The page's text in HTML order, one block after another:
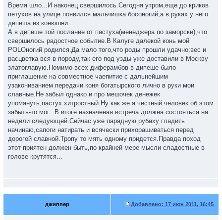
голубем белым.Пришедший ответ заставил меня приунынеться:
"Мил человек,конь Вашь быстроногий еще пока не готов,по
вине нам неведомой....Ожидайте повторной челобитной не
ранее недели 21ой"....
Ну что же подумал я.Значит такова судьба моя,безлошадная...
Время шло...Я ставил зарубки на дубе красивом,что рос во
дворе избы моей расписной.Радостно поглядывал на иных
богатырей,всадников,всадниц и даже крох-наездников мывших
и кормивших своих коней на улицах родного города...Как горды
они были и счастливы.
Тем временем зарубки на дубе указали мне приход недели
21ой по заморскому календарю и я в очередной раз собрав всю
таллерантность в узду,вспомнив все великие труды
Карнеги,помедитировав,выстроив разговор нашь с продавцом
по телефону набрал заветный номер...
"К сожалению Ваш POLOногий конь еще не в полной
комплектации"-неувереным голосом молвел супостат
этакий...Ничего более конкретного сказать не могу,но
нечего,распрощался я с негодником этим и побрел грустно в
сторону дома своего,по тротуару,обгоняемый жеребцами
Время шло...И наконец свершилось.Сегодня утром,еще до криков
петухов на улице появился мальчишка босоногий,а в руках у него
депеша из конюшни...
А в дипеше той послание от пастуха(менеджера по заморски),что
свершилось радостное событие.В Калуге далекой конь мой
POLOногий родился.Да мало того,что роды прошли удачно:вес и
расцветка вся в породу,так его под узды уже доставили в Москву
златоглавую.Помимо всех диферамбов в дипеше было
приглашение на совместное чаепитие с дальнейшим
узакониванием передачи коня богатырского лично в руки мои
славные.Не забыл однако и про мешочек денежек
упомянуть,пастух хитростный.Ну как же я честный человек об этом
забыть-то мог...В итоге назначеная встреча должна состояться на
недели следующей.Сейчас уже парадную рубаху гладить
начинаю,сапоги натирать и всячески прихорашиваться перед
дорогой славной.Тропу то мять одному придется.Правда поход
этот приятен должен быть,по крайней мере мысли сладостные в
голове крутятся...
джиппер Добавлено: 17 июн 2011, 16:45